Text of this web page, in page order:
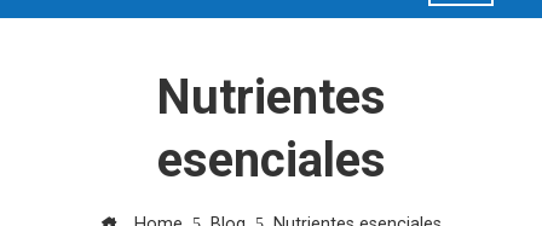
Nutrientes
esenciales